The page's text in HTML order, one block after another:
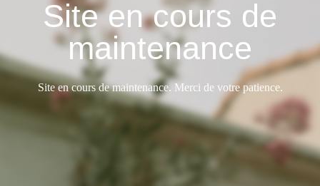
Site en cours de
maintenance
Site en cours de maintenance. Merci de votre patience.